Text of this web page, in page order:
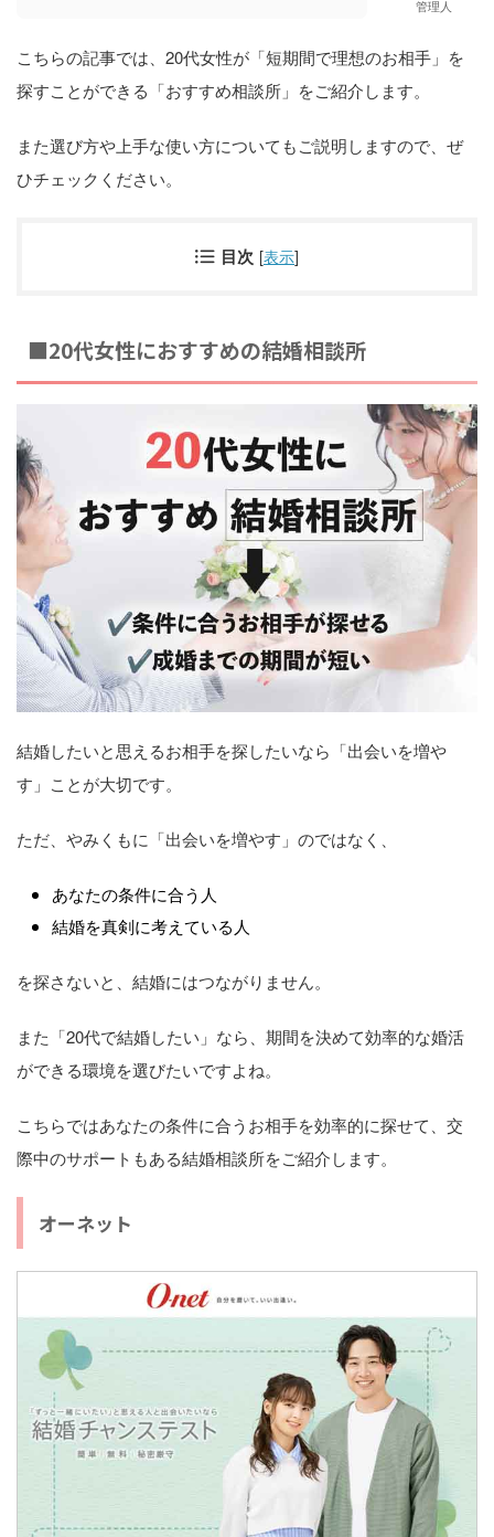
管理人
こちらの記事では、20代女性が「短期間で理想のお相手」を
探すことができる「おすすめ相談所」をご紹介します。
また選び方や上手な使い方についてもご説明しますので、ぜ
ひチェックください。
目次 [表示]
■20代女性におすすめの結婚相談所
結婚したいと思えるお相手を探したいなら「出会いを増や
す」ことが大切です。
ただ、やみくもに「出会いを増やす」のではなく、
あなたの条件に合う人
結婚を真剣に考えている人
を探さないと、結婚にはつながりません。
また「20代で結婚したい」なら、期間を決めて効率的な婚活
ができる環境を選びたいですよね。
こちらではあなたの条件に合うお相手を効率的に探せて、交
際中のサポートもある結婚相談所をご紹介します。
オーネット